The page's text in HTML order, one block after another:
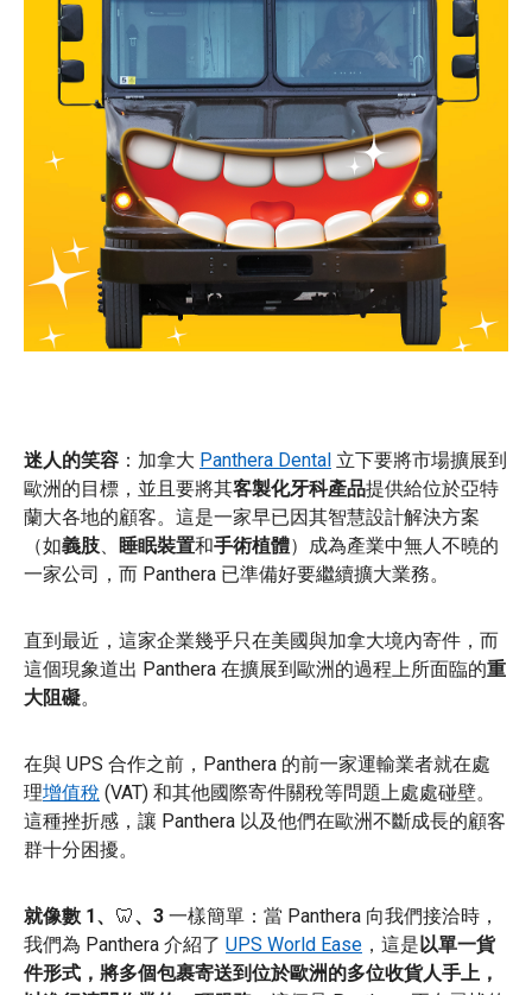
迷人的笑容 ：加拿大 Panthera Dental 立下要將市場擴展到
歐洲的目標，並且要將其客製化牙科產品提供給位於亞特
蘭大各地的顧客。這是一家早已因其智慧設計解決方案
（如義肢、 睡眠裝置和手術植體）成為產業中無人不曉的
一家公司，而 Panthera 已準備好要繼續擴大業務。
直到最近，這家企業幾乎只在美國與加拿大境內寄件，而
這個現象道出 Panthera 在擴展到歐洲的過程上所面臨的重
大阻礙。
在與 UPS 合作之前，Panthera 的前一家運輸業者就在處
理增值稅 (VAT) 和其他國際寄件關稅等問題上處處碰壁。
這種挫折感，讓 Panthera 以及他們在歐洲不斷成長的顧客
群十分困擾。
就像數 1、 🦷、3 一樣簡單：當 Panthera 向我們接洽時，
我們為 Panthera 介紹了 UPS World Ease ，這是以單一貨
件形式，將多個包裹寄送到位於歐洲的多位收貨人手上，